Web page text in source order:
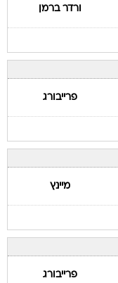
ורדר ברמן
פרייבורג
מיינץ
פרייבורג